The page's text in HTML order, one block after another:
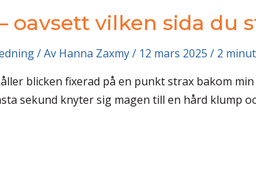
vilken sida du
/ Av Hanna Zaxmy/ 12 mars 2025 / 2
blicken fixerad på en punkt strax bakom
sekund knyter sig magen till en hård klump